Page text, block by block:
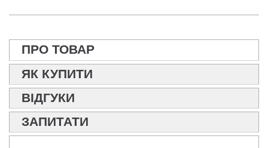
ПРО ТОВАР
ЯК КУПИТИ
ВІДГУКИ
ЗАПИТАТИ